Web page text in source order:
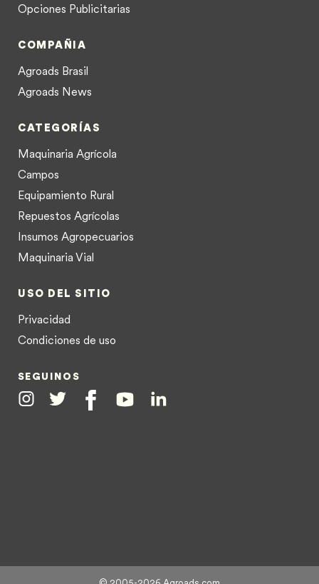
Opciones Publicitarias
COMPAÑIA
Agroads Brasil
Agroads News
CATEGORÍAS
Maquinaria Agrícola
Campos
Equipamiento Rural
Repuestos Agrícolas
Insumos Agropecuarios
Maquinaria Vial
USO DEL SITIO
Privacidad
Condiciones de uso
SEGUINOS
InstagramTwitter FacebookYoutubeLinkedin